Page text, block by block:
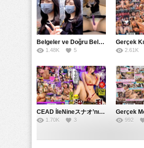
Belgeler ve Doğru Belgelendirmede DOCS’in Önemi
1.48K 5 2.61K
CEAD İleNineスナオ’nın Çılgın ve Seksüel Dünyası: Büyük Kalçalar ve Çılgın İlişkiler
1.70K 3 992